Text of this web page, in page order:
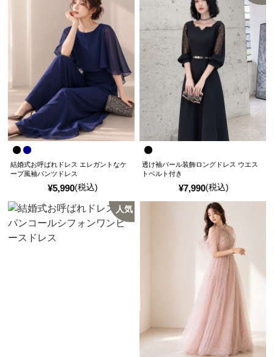
¥5,990(税込)
結婚式お呼ばれドレス エレガントなケ
ープ風袖パンツドレス
¥7,990(税込)
透け袖パール装飾ロングドレス ウエス
トベルト付き
人気